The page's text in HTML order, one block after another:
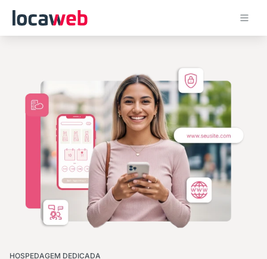
HOSPEDAGEM DEDICADA